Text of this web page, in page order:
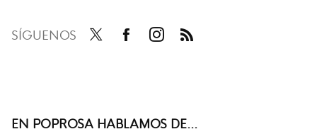
SÍGUENOS
EN POPROSA HABLAMOS DE...